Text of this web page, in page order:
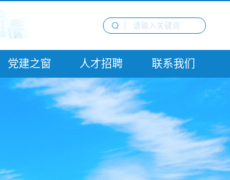
党建之窗 人才招聘 联系我们